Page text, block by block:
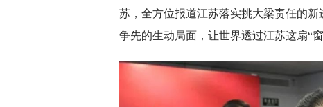
苏，全方位报道江苏落实挑大梁责任的
争先的生动局面，让世界透过江苏这扇“